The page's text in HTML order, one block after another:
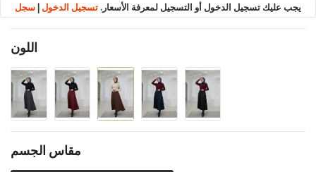
يجب عليك تسجيل الدخول أو التسجيل لمعرفة الأسعار. تسجيل الدخول | سجل
اللون
مقاس الجسم